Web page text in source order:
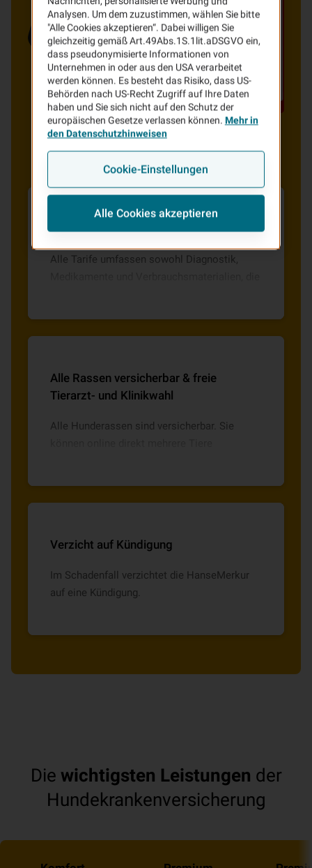
Allgemeine Behandlungen
Alle Tarife umfassen sowohl Diagnostik,
Alle Rassen versicherbar & freie
Tierarzt- und Klinikwahl
Alle Hunderassen sind versicherbar. Sie
Verzicht auf Kündigung
Im Schadenfall verzichtet die HanseMerkur
auf eine Kündigung.
Die wichtigsten Leistungen der
Hundekrankenversicherung
Analysen. Um dem zuzustimmen, wählen Sie bitte
"Alle Cookies akzeptieren“. Dabei willigen Sie
gleichzeitig gemäß Art.49Abs.1S.1lit.aDSGVO ein,
dass pseudonymisierte Informationen von
Unternehmen in oder aus den USA verarbeitet
werden können. Es besteht das Risiko, dass US-
Behörden nach US-Recht Zugriff auf Ihre Daten
haben und Sie sich nicht auf den Schutz der
europäischen Gesetze verlassen können. Mehr in
den Datenschutzhinweisen
Cookie-Einstellungen
Alle Cookies akzeptieren